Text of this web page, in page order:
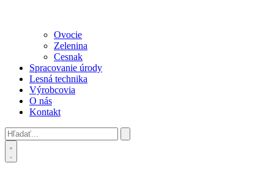
Ovocie
Zelenina
Cesnak
Spracovanie úrody
Lesná technika
Výrobcovia
O nás
Kontakt